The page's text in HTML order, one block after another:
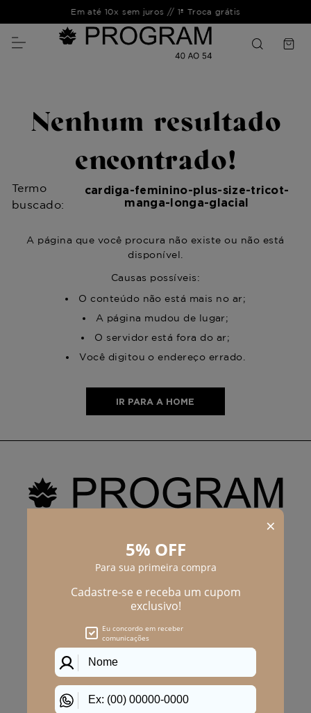
Em até 10x sem juros // 1ª Troca grátis
Nenhum resultado
encontrado!
Termo
buscado:
cardiga-feminino-plus-size-tricot-
manga-longa-glacial
A página que você procura não existe ou não está
disponível.
Causas possíveis:
O conteúdo não está mais no ar;
A página mudou de lugar;
O servidor está fora do ar;
Você digitou o endereço errado.
IR PARA A HOME
PROGRAM MODA
ATENDIMENTO
CENTRAL DE ATENDIMENTO